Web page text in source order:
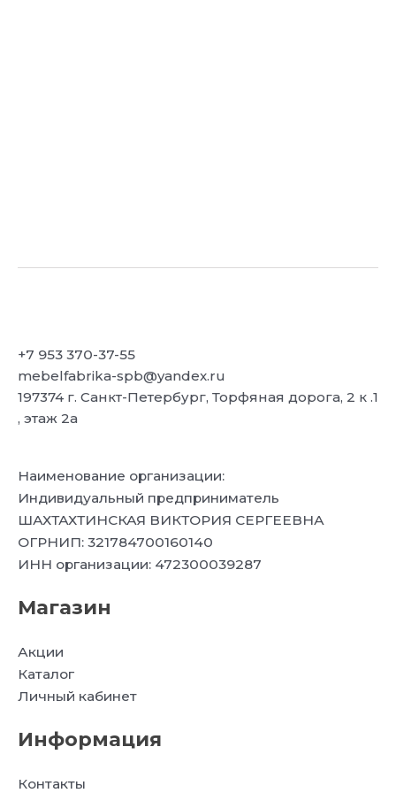
+7 953 370-37-55
mebelfabrika-spb@yandex.ru
197374 г. Санкт-Петербург, Торфяная дорога, 2 к .1
, этаж 2а
Наименование организации:
Индивидуальный предприниматель
ШАХТАХТИНСКАЯ ВИКТОРИЯ СЕРГЕЕВНА
ОГРНИП: 321784700160140
ИНН организации: 472300039287
Магазин
Акции
Каталог
Личный кабинет
Информация
Контакты